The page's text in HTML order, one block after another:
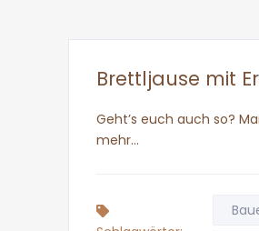
Brettljause mit
Geht’s euch auch so?
mehr…